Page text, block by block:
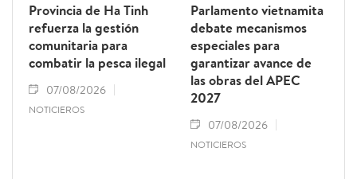
Provincia de Ha Tinh
refuerza la gestión
comunitaria para
combatir la pesca ilegal
07/08/2026
NOTICIEROS
Parlamento vietnamita
debate mecanismos
especiales para
garantizar avance de
las obras del APEC
2027
07/08/2026
NOTICIEROS